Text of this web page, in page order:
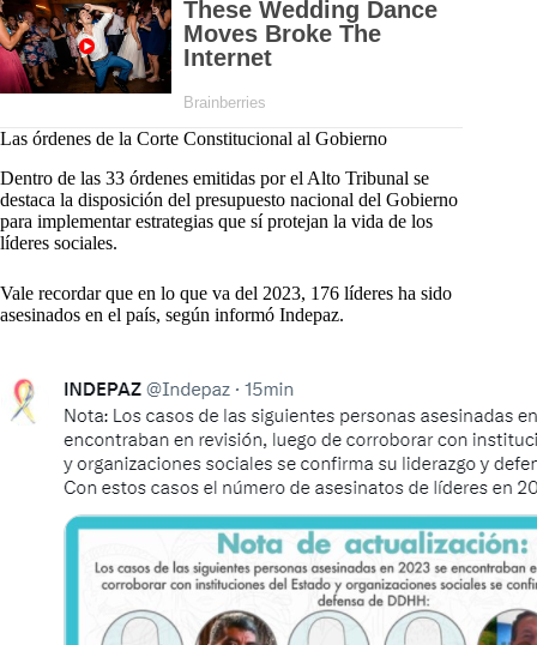
Las órdenes de la Corte Constitucional al Gobierno
Dentro de las 33 órdenes emitidas por el Alto Tribunal se
destaca la disposición del presupuesto nacional del Gobierno
para implementar estrategias que sí protejan la vida de los
líderes sociales.
Vale recordar que en lo que va del 2023, 176 líderes ha sido
asesinados en el país, según informó Indepaz.